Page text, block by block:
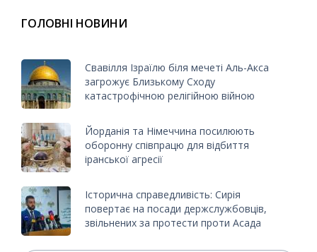
ГОЛОВНІ НОВИНИ
Свавілля Ізраїлю біля мечеті Аль-Акса
загрожує Близькому Сходу
катастрофічною релігійною війною
Йорданія та Німеччина посилюють
оборонну співпрацю для відбиття
іранської агресії
Історична справедливість: Сирія
повертає на посади держслужбовців,
звільнених за протести проти Асада